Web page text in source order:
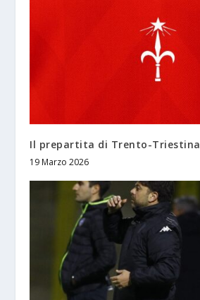
Il prepartita di Trento-Triestina
19 Marzo 2026